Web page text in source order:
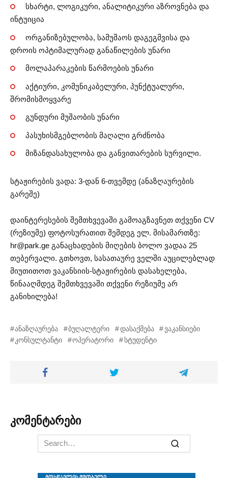
სხარტი, ლოგიკური, ანალიტიკური აზროვნება და
ინტუიცია
ორგანიზებულობა, სამუშაოს დაგეგმვისა და
დროის ოპტიმალურად განაწილების უნარი
მოლაპარაკების წარმოების უნარი
აქტიური, კომუნიკაბელური, პუნქტუალური,
შრომისმოყვარე
გუნდური მუშაობის უნარი
პასუხისმგებლობის მაღალი გრძნობა
მიზანდასახულობა და განვითარების სურვილი.
სტაჟირების ვადა: 3-დან 6-თვემდე (ანაზღაურების
გარეშე)
დაინტერესების შემთხვევაში გამოაგზავნეთ თქვენი CV
(რეზიუმე) ფოტოსურათით შემდეგ ელ. მისამართზე:
hr@park.ge განაცხადების მიღების ბოლო ვადაა 25
თებერვალი. გთხოვთ, სასათაურე ველში აუცილებლად
მიუთითოთ ვაკანსიის-სტაჟირების დასახელება,
წინააღმდეგ შემთხვევაში თქვენი რეზიუმე არ
განიხილება!
ანაზღაურება ბუღალტერი დასაქმება
ვაკანსიები
კონსულტანტი
ოპერატორი სტუდენტი
კომენტარები
Search
for: